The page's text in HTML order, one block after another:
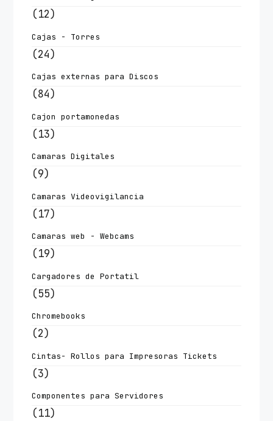
(12)
Cajas - Torres
(24)
Cajas externas para Discos
(84)
Cajon portamonedas
(13)
Camaras Digitales
(9)
Camaras Videovigilancia
(17)
Camaras web - Webcams
(19)
Cargadores de Portatil
(55)
Chromebooks
(2)
Cintas- Rollos para Impresoras Tickets
(3)
Componentes para Servidores
(11)